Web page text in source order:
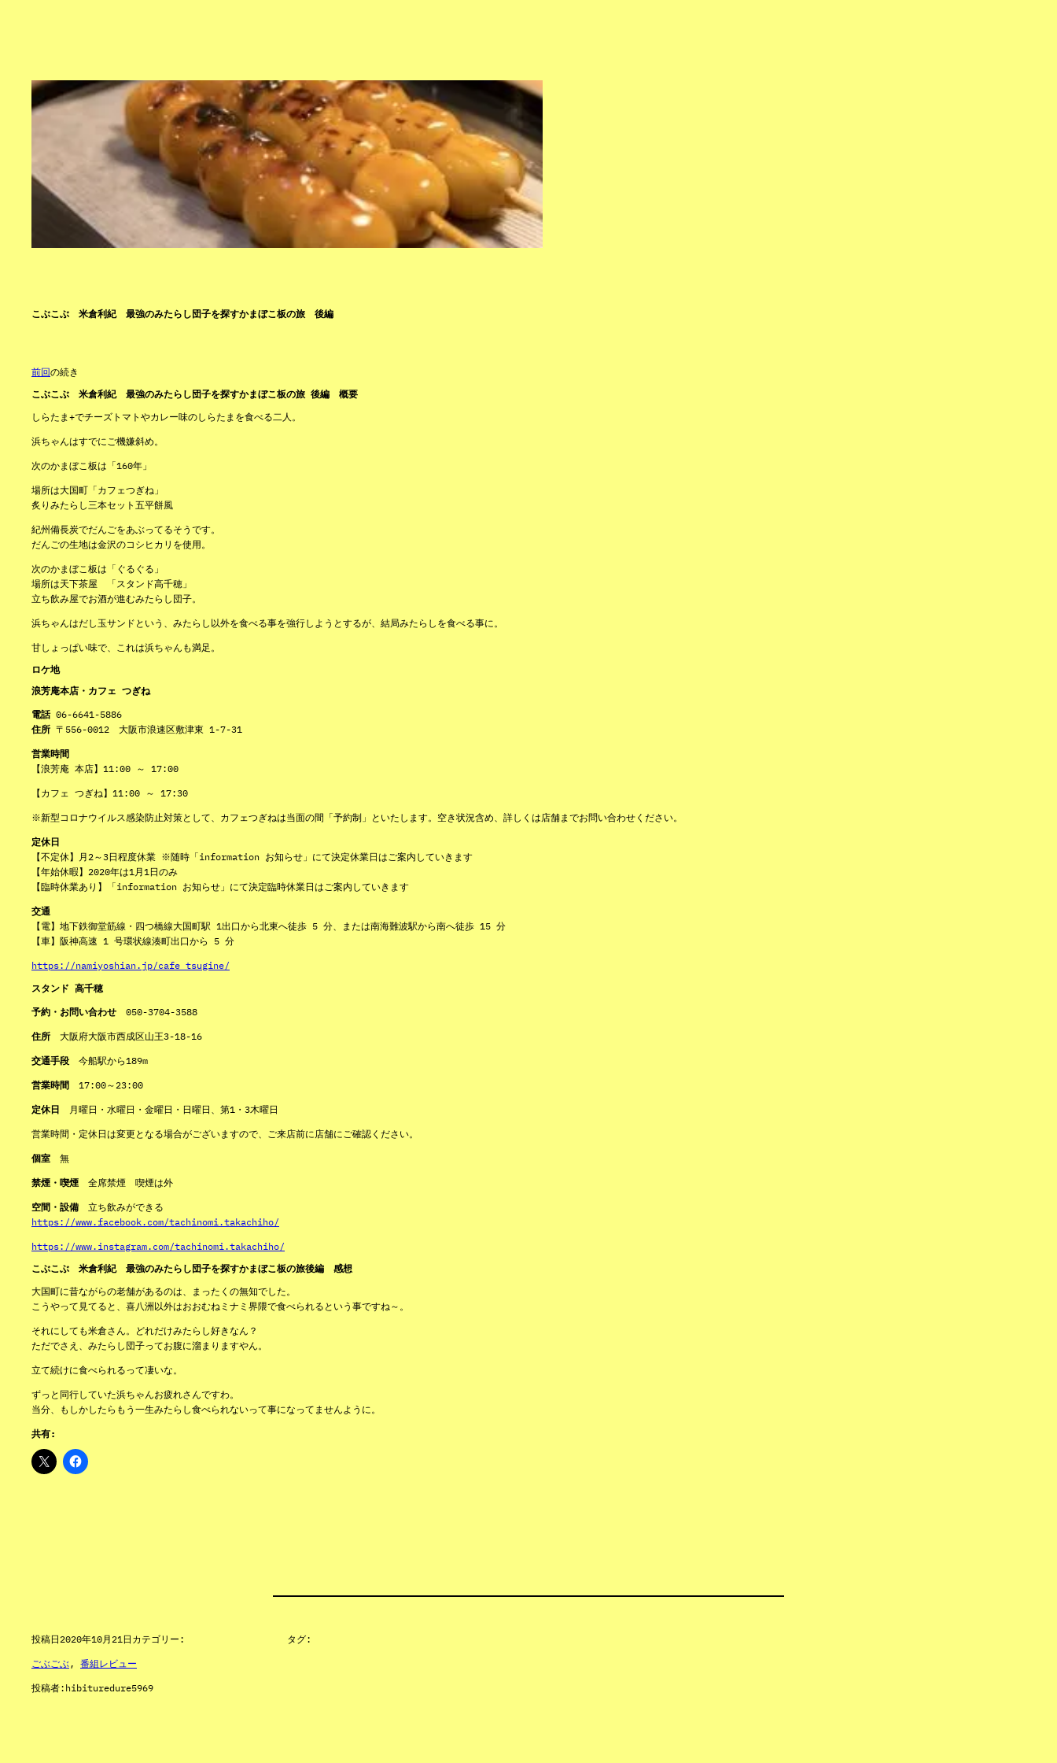
こぶこぶ 米倉利紀 最強のみたらし団子を探すかまぼこ板の旅 後編
前回の続き
こぶこぶ 米倉利紀 最強のみたらし団子を探すかまぼこ板の旅 後編 概要
しらたま+でチーズトマトやカレー味のしらたまを食べる二人。
浜ちゃんはすでにご機嫌斜め。
次のかまぼこ板は「160年」
場所は大国町「カフェつぎね」
炙りみたらし三本セット五平餅風
紀州備長炭でだんごをあぶってるそうです。
だんごの生地は金沢のコシヒカリを使用。
次のかまぼこ板は「ぐるぐる」
場所は天下茶屋 「スタンド高千穂」
立ち飲み屋でお酒が進むみたらし団子。
浜ちゃんはだし玉サンドという、みたらし以外を食べる事を強行しようとするが、結局みたらしを食べる事に。
甘しょっぱい味で、これは浜ちゃんも満足。
ロケ地
浪芳庵本店・カフェ つぎね
電話06-6641-5886
住所 〒556-0012 大阪市浪速区敷津東 1-7-31
営業時間
【浪芳庵 本店】11:00 ～ 17:00
【カフェ つぎね】11:00 ～ 17:30
※新型コロナウイルス感染防止対策として、カフェつぎねは当面の間「予約制」といたします。空き状況含め、詳しくは店舗までお問い合わせください。
定休日
【不定休】月2～3日程度休業 ※随時「information お知らせ」にて決定休業日はご案内していきます
【年始休暇】2020年は1月1日のみ
【臨時休業あり】「information お知らせ」にて決定臨時休業日はご案内していきます
交通
【電】地下鉄御堂筋線・四つ橋線大国町駅 1出口から北東へ徒歩 5 分、または南海難波駅から南へ徒歩 15 分
【車】阪神高速 1 号環状線湊町出口から 5 分
https://namiyoshian.jp/cafe_tsugine/
スタンド 高千穂
予約・お問い合わせ 050-3704-3588
住所 大阪府大阪市西成区山王3-18-16
交通手段 今船駅から189m
営業時間 17:00～23:00
定休日 月曜日・水曜日・金曜日・日曜日、第1・3木曜日
営業時間・定休日は変更となる場合がございますので、ご来店前に店舗にご確認ください。
個室 無
禁煙・喫煙 全席禁煙 喫煙は外
空間・設備 立ち飲みができる
https://www.facebook.com/tachinomi.takachiho/
https://www.instagram.com/tachinomi.takachiho/
こぶこぶ 米倉利紀 最強のみたらし団子を探すかまぼこ板の旅後編 感想
大国町に昔ながらの老舗があるのは、まったくの無知でした。
こうやって見てると、喜八洲以外はおおむねミナミ界隈で食べられるという事ですね～。
それにしても米倉さん。どれだけみたらし好きなん？
ただでさえ、みたらし団子ってお腹に溜まりますやん。
立て続けに食べられるって凄いな。
ずっと同行していた浜ちゃんお疲れさんですわ。
当分、もしかしたらもう一生みたらし食べられないって事になってませんように。
共有:
投稿日2020年10月21日 カテゴリー:
ごぶごぶ, 番組レビュー
投稿者: hibituredure5969
タグ: